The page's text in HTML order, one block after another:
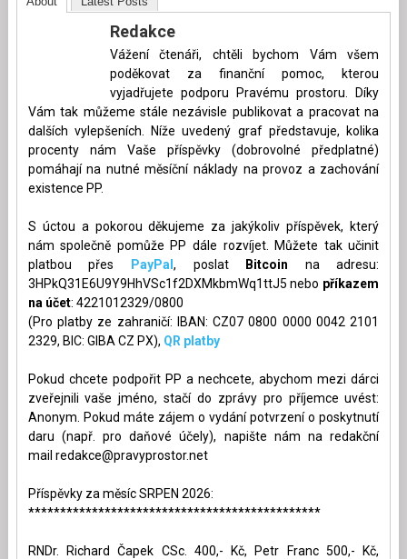
Redakce
Vážení čtenáři, chtěli bychom Vám všem
poděkovat za finanční pomoc, kterou
vyjadřujete podporu Pravému prostoru. Díky
Vám tak můžeme stále nezávisle publikovat a pracovat na
dalších vylepšeních. Níže uvedený graf představuje, kolika
procenty nám Vaše příspěvky (dobrovolné předplatné)
pomáhají na nutné měsíční náklady na provoz a zachování
existence PP.
S úctou a pokorou děkujeme za jakýkoliv příspěvek, který
nám společně pomůže PP dále rozvíjet. Můžete tak učinit
platbou přes
PayPal , poslat Bitcoin na adresu:
3HPkQ31E6U9Y9HhVSc1f2DXMkbmWq1ttJ5 nebo příkazem
na účet: 4221012329/0800
(Pro platby ze zahraničí: IBAN: CZ07 0800 0000 0042 2101
2329, BIC: GIBA CZ PX), QR platby
Pokud chcete podpořit PP a nechcete, abychom mezi dárci
zveřejnili vaše jméno, stačí do zprávy pro příjemce uvést:
Anonym. Pokud máte zájem o vydání potvrzení o poskytnutí
daru (např. pro daňové účely), napište nám na redakční
mail redakce@pravyprostor.net
Příspěvky za měsíc SRPEN 2026:
**********************************************
RNDr. Richard Čapek CSc. 400,- Kč, Petr Franc 500,- Kč,